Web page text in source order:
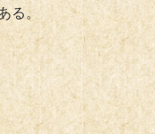
る。